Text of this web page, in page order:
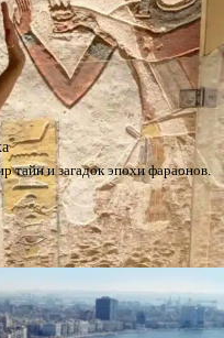
тайн и загадок эпохи фараонов.